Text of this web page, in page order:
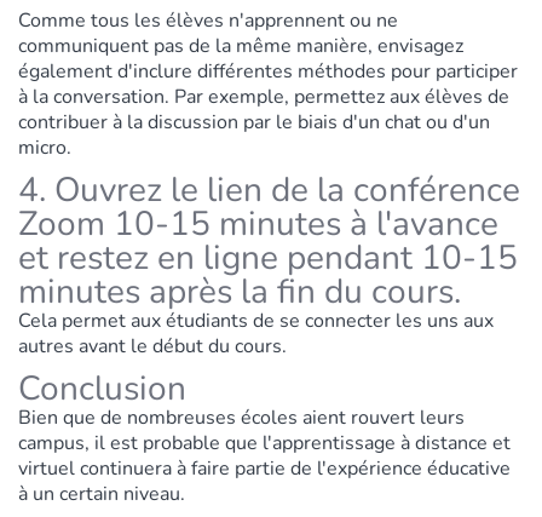
Comme tous les élèves n'apprennent ou ne
communiquent pas de la même manière, envisagez
également d'inclure différentes méthodes pour participer
à la conversation. Par exemple, permettez aux élèves de
contribuer à la discussion par le biais d'un chat ou d'un
micro.
4. Ouvrez le lien de la conférence
Zoom 10-15 minutes à l'avance
et restez en ligne pendant 10-15
minutes après la fin du cours.
Cela permet aux étudiants de se connecter les uns aux
autres avant le début du cours.
Conclusion
Bien que de nombreuses écoles aient rouvert leurs
campus, il est probable que l'apprentissage à distance et
virtuel continuera à faire partie de l'expérience éducative
à un certain niveau.